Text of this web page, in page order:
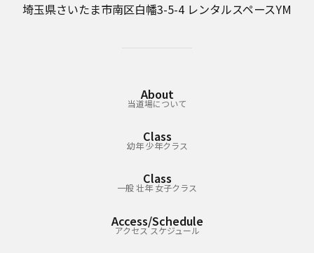
埼玉県さいたま市南区白幡3-5-4 レンタルスペースYM
About
当道場について
Class
幼年 少年クラス
Class
一般 壮年 女子クラス
Access/Schedule
アクセス スケジュール